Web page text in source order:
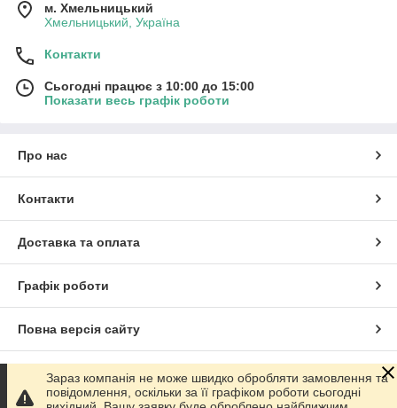
м. Хмельницький
Хмельницький, Україна
Контакти
Сьогодні працює з 10:00 до 15:00
Показати весь графік роботи
Про нас
Контакти
Доставка та оплата
Графік роботи
Повна версія сайту
Сайт створено на маркетплейсіProm.ua
Зараз компанія не може швидко обробляти замовлення та
повідомлення, оскільки за її графіком роботи сьогодні